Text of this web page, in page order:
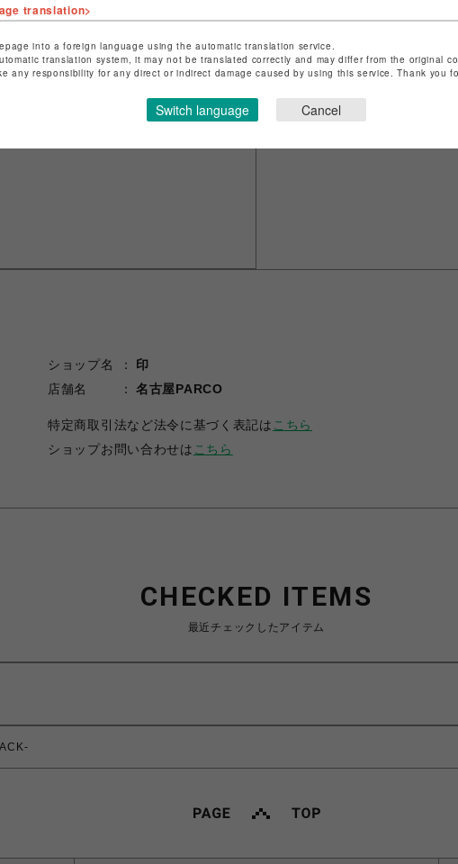
ショップ名
印
店舗名
名古屋PARCO
特定商取引法など法令に基づく表記は こちら
ショップお問い合わせは こちら
CHECKED ITEMS
最近チェックしたアイテム
translation>
into a foreign language using the automatic translation service.
translation system, it may not be translated correctly and may differ from the original
any responsibility for any direct or indirect damage caused by using this service. Thank you
Switch language Cancel